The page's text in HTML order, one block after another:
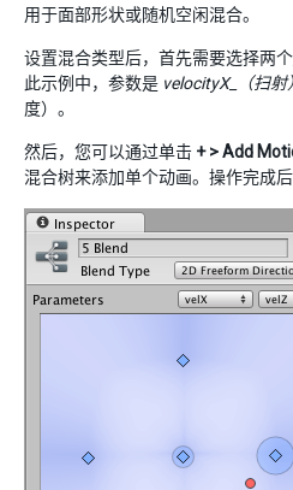
用于面部形状或随机空闲混合。
设置混合类型后，首先需要选择两个
此示例中，参数是 velocityX_（扫射
度）。
然后，您可以通过单击 + > Add
混合树来添加单个动画。操作完成后